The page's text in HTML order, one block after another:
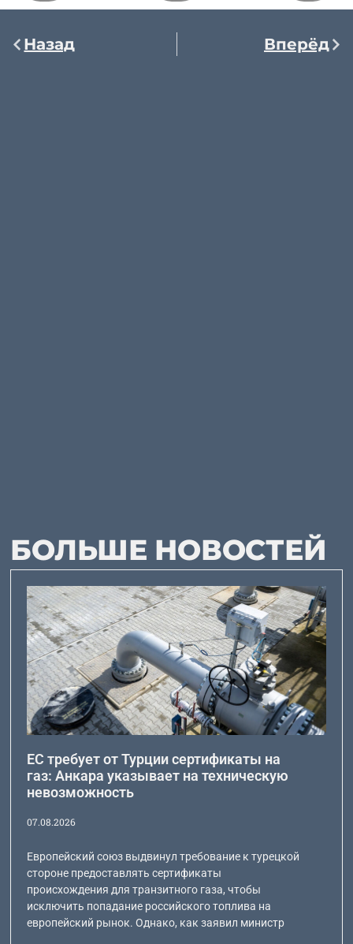
Назад Вперёд
БОЛЬШЕ НОВОСТЕЙ
ЕС требует от Турции сертификаты на
газ: Анкара указывает на техническую
невозможность
07.08.2026
Европейский союз выдвинул требование к турецкой
стороне предоставлять сертификаты
происхождения для транзитного газа, чтобы
исключить попадание российского топлива на
европейский рынок. Однако, как заявил министр